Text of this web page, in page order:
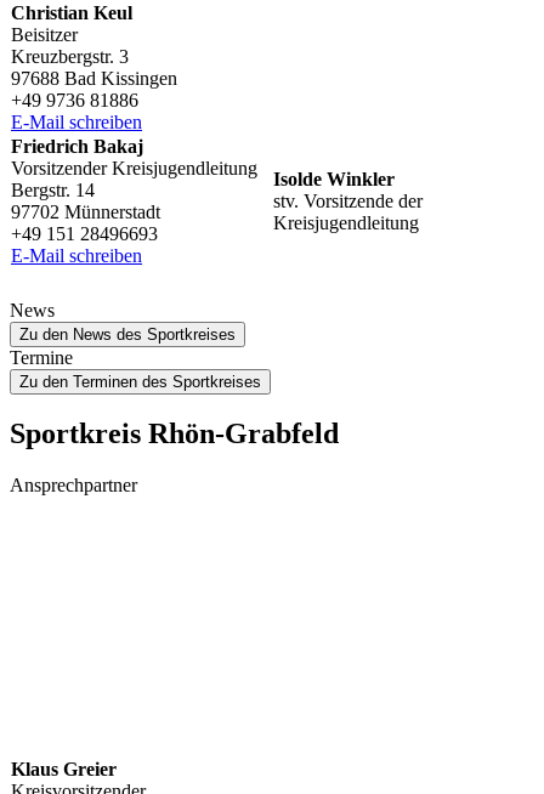
Chris­tian Keul
Beisitzer
Kreuz­berg­str. 3
97688 Bad Kissingen
+49 9736 81886
E‑Mail schrei­ben
Fried­rich Bakaj
Vorsit­zen­der Kreisjugendleitung
Berg­str. 14
97702 Münnerstadt
+49 151 28496693
E‑Mail schrei­ben
Isolde Wink­ler
stv. Vorsit­zende der
Kreisjugendleitung
News
Zu den News des Sportkreises
Termine
Zu den Terminen des Sportkreises
Sport­kreis Rhön-Grabfeld
Ansprech­part­ner
Klaus Greier